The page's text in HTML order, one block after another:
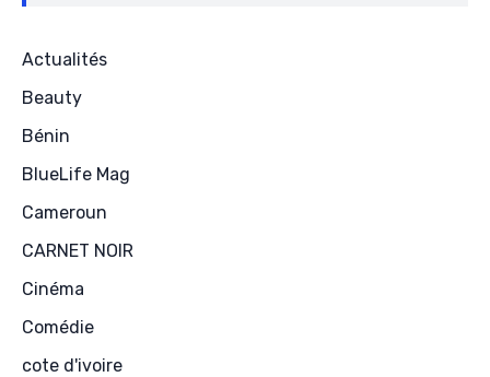
Actualités
Beauty
Bénin
BlueLife Mag
Cameroun
CARNET NOIR
Cinéma
Comédie
cote d'ivoire